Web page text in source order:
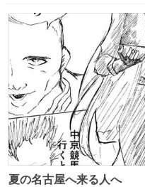
ト
夏の名古屋へ来る人へ